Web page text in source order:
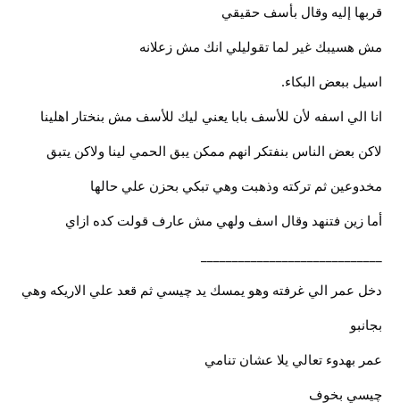
قربها إليه وقال بأسف حقيقي
مش هسيبك غير لما تقوليلي انك مش زعلانه
اسيل ببعض البكاء.
انا الي اسفه لأن للأسف بابا يعني ليك للأسف مش بنختار اهلينا
لاكن بعض الناس بنفتكر انهم ممكن يبق الحمي لينا ولاكن يتبق
مخدوعين ثم تركته وذهبت وهي تبكي بحزن علي حالها
أما زين فتنهد وقال اسف ولهي مش عارف قولت كده ازاي
دخل عمر الي غرفته وهو يمسك يد چيسي ثم قعد علي الاريكه وهي
بجانبو
عمر بهدوء تعالي يلا عشان تنامي
چيسي بخوف